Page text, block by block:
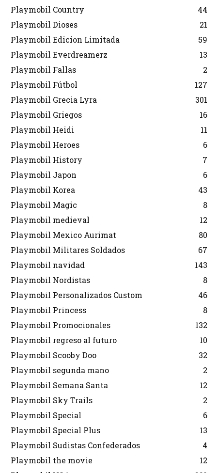
Playmobil Country
44
Playmobil Dioses
21
Playmobil Edicion Limitada
59
Playmobil Everdreamerz
13
Playmobil Fallas
2
Playmobil Fútbol
127
Playmobil Grecia Lyra
301
Playmobil Griegos
16
Playmobil Heidi
11
Playmobil Heroes
6
Playmobil History
7
Playmobil Japon
6
Playmobil Korea
43
Playmobil Magic
8
Playmobil medieval
12
Playmobil Mexico Aurimat
80
Playmobil Militares Soldados
67
Playmobil navidad
143
Playmobil Nordistas
8
Playmobil Personalizados Custom
46
Playmobil Princess
8
Playmobil Promocionales
132
Playmobil regreso al futuro
10
Playmobil Scooby Doo
32
Playmobil segunda mano
2
Playmobil Semana Santa
12
Playmobil Sky Trails
2
Playmobil Special
6
Playmobil Special Plus
13
Playmobil Sudistas Confederados
4
Playmobil the movie
12